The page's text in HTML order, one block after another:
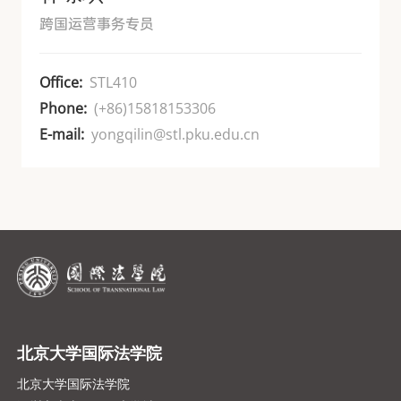
跨国运营事务专员
Office: STL410
Phone: (+86)15818153306
E-mail: yongqilin@stl.pku.edu.cn
北京大学国际法学院
北京大学国际法学院